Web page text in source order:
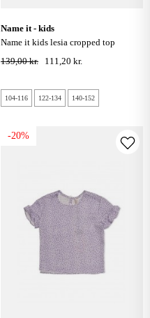
name it - kids
name it kids lesia cropped top
139,00 kr.
111,20 kr.
104-116 122-134 140-152
-20%